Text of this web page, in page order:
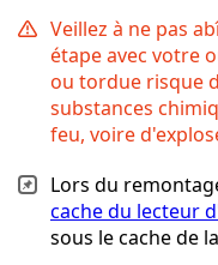
Veillez à ne pas
étape avec votre
ou tordue risque
substances
feu, voire
Lors du
cache du lecteur
sous le cache de